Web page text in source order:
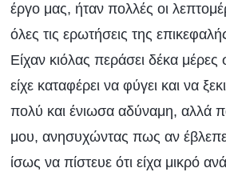
έργο μας, ήταν πολλές οι
όλες τις ερωτήσεις της
Είχαν κιόλας περάσει δέκα
είχε καταφέρει να φύγει και να
πολύ και ένιωσα αδύναμη, αλλά
μου, ανησυχώντας πως αν έβλεπε
ίσως να πίστευε ότι είχα μικρό